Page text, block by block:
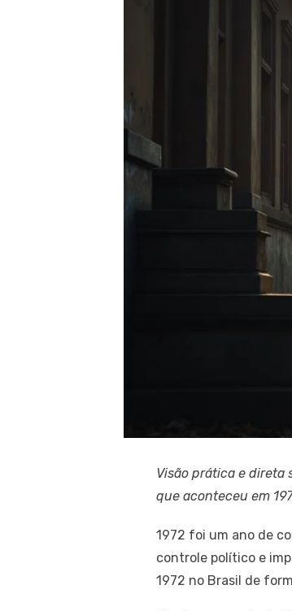
Visão prática e direta
que aconteceu em
1972 foi um ano de
controle político e
1972 no Brasil de